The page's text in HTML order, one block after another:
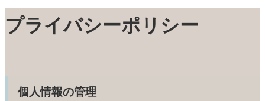
プライバシーポリシー
個人情報の管理